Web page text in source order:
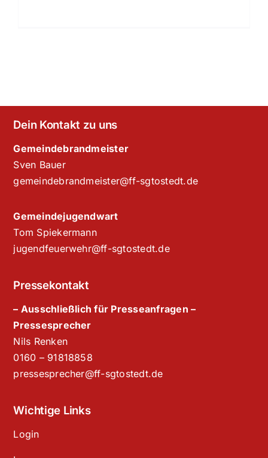
Dein Kontakt zu uns
Gemeindebrandmeister
Sven Bauer
gemeindebrandmeister@ff-sgtostedt.de
Gemeindejugendwart
Tom Spiekermann
jugendfeuerwehr@ff-sgtostedt.de
Pressekontakt
– Ausschließlich für Presseanfragen –
Pressesprecher
Nils Renken
‭0160 – 91818858‬
pressesprecher@ff-sgtostedt.de
Wichtige Links
Login